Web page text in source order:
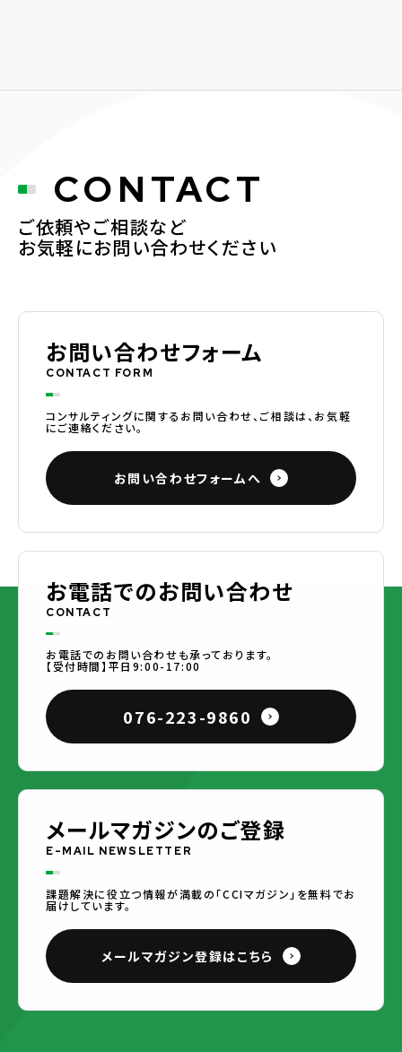
CONTACT
ご依頼やご相談など
お気軽にお問い合わせください
お問い合わせフォーム
CONTACT FORM
コンサルティングに関するお問い合わせ、ご相談は、お気軽
にご連絡ください。
お問い合わせフォームへ
お電話でのお問い合わせ
CONTACT
お電話でのお問い合わせも承っております。
【受付時間】平日9:00-17:00
076-223-9860
メールマガジンのご登録
E-MAIL NEWSLETTER
課題解決に役立つ情報が満載の「CCIマガジン」を無料でお
届けしています。
メールマガジン登録はこちら